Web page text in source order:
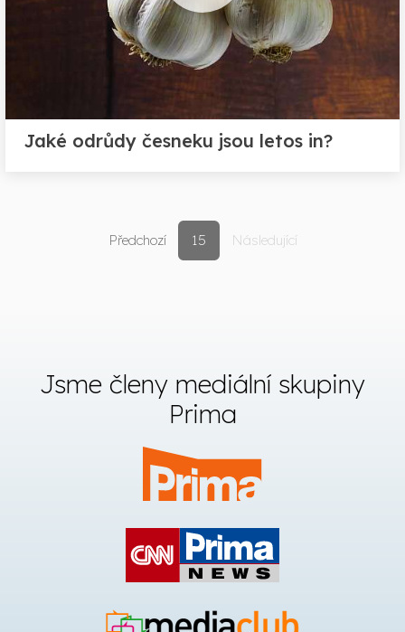
Jaké odrůdy česneku jsou letos in?
Předchozí 15 Následující
Jsme členy mediální skupiny
Prima